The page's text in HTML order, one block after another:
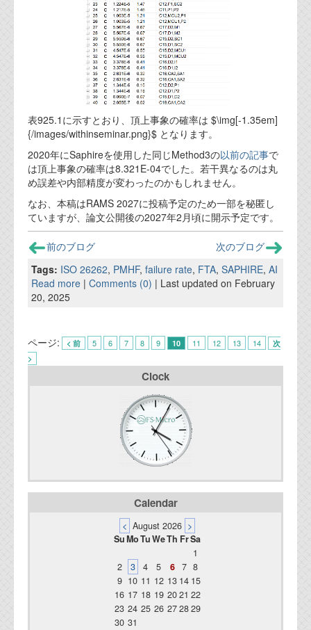
技術文書
ご希望の方は、お問い合わせページから
資料閲覧パスワードをお問い合わせ頂き
ログインをお願い致します。アカウント
名は"opendocument"です。
機能安全用語集
設計用語集
オンラインショップ
お問い合わせ
FAQ
お問い合わせフォーム
表925.1に示すとおり、頂上事象の確率は $\img[-1.35em]
{/images/withinseminar.png}$ となります。
2020年にSaphireを使用した同じMethod3の以前の記事で
は頂上事象の確率は8.321E-04でした。若干異なるのは丸
め誤差や内部精度が変わったのかもしれません。
なお、本稿はRAMS 2027に投稿予定のため一部を秘匿し
ていますが、論文公開後の2027年2月頃に開示予定です。
前のブログ
次のブログ
Tags: ISO 26262, PMHF, failure rate, FTA, SAPHIRE, AI
Read more | Comments (0) | Last updated on February
20, 2025
ページ: < 前 5 6 7 8 9 10 11 12 13 14
次
>
Clock
Calendar
< August 2026 >
SuMoTuWeTh FrSa
1
2
3 4 5 6 7 8
9 10 11 12 13 14 15
16 17 18 19 2021 22
23 24 25 26 272829
30 31